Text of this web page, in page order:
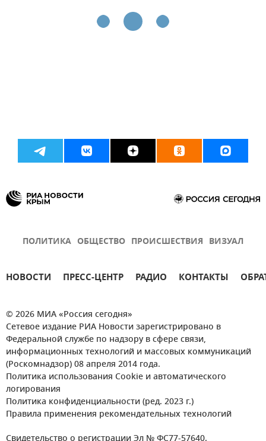
ПОЛИТИКА ОБЩЕСТВО ПРОИСШЕСТВИЯ ВИЗУАЛ
НОВОСТИ ПРЕСС-ЦЕНТР РАДИО КОНТАКТЫ
© 2026 МИА «Россия сегодня»
Сетевое издание РИА Новости зарегистрировано в
Федеральной службе по надзору в сфере связи,
информационных технологий и массовых коммуникаций
(Роскомнадзор) 08 апреля 2014 года.
Политика использования Cookie и автоматического
логирования
Политика конфиденциальности (ред. 2023 г.)
Правила применения рекомендательных технологий